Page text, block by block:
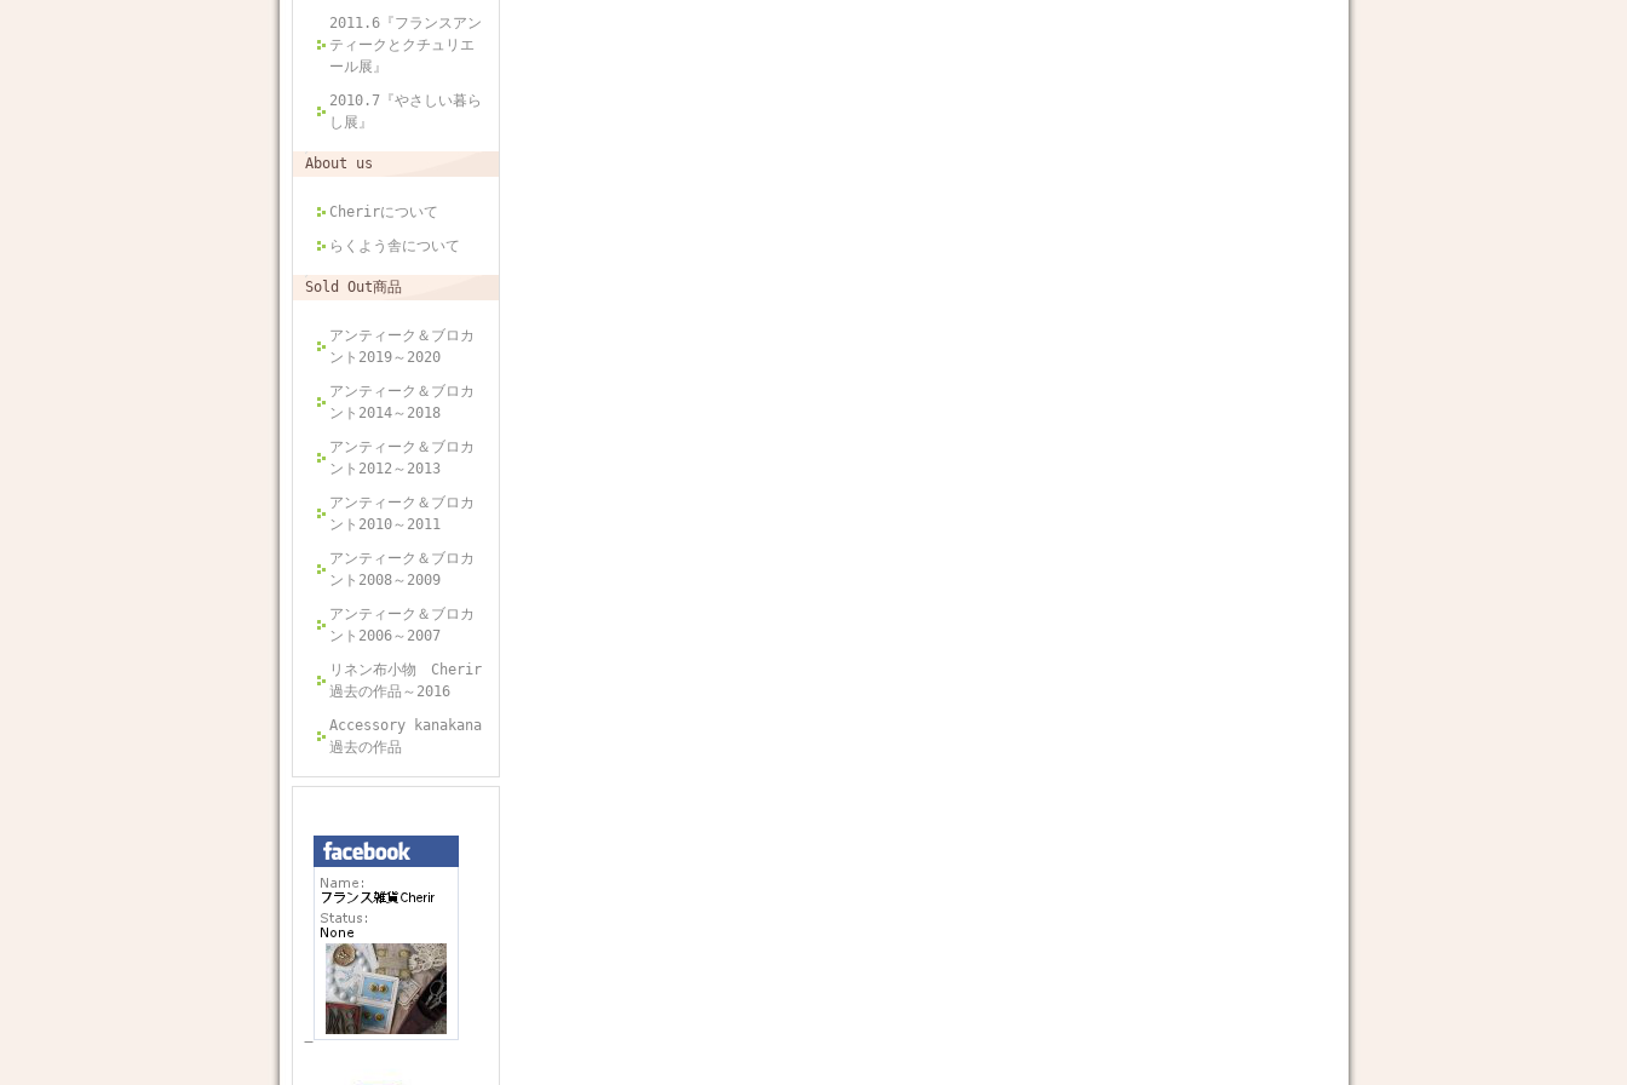
2011.6『フランスアン
ティークとクチュリエ
ール展』
2010.7『やさしい暮ら
し展』
About us
Cherirについて
らくよう舎について
Sold Out商品
アンティーク＆ブロカ
ント2019～2020
アンティーク＆ブロカ
ント2014～2018
アンティーク＆ブロカ
ント2012～2013
アンティーク＆ブロカ
ント2010～2011
アンティーク＆ブロカ
ント2008～2009
アンティーク＆ブロカ
ント2006～2007
リネン布小物 Cherir
過去の作品～2016
Accessory kanakana
過去の作品